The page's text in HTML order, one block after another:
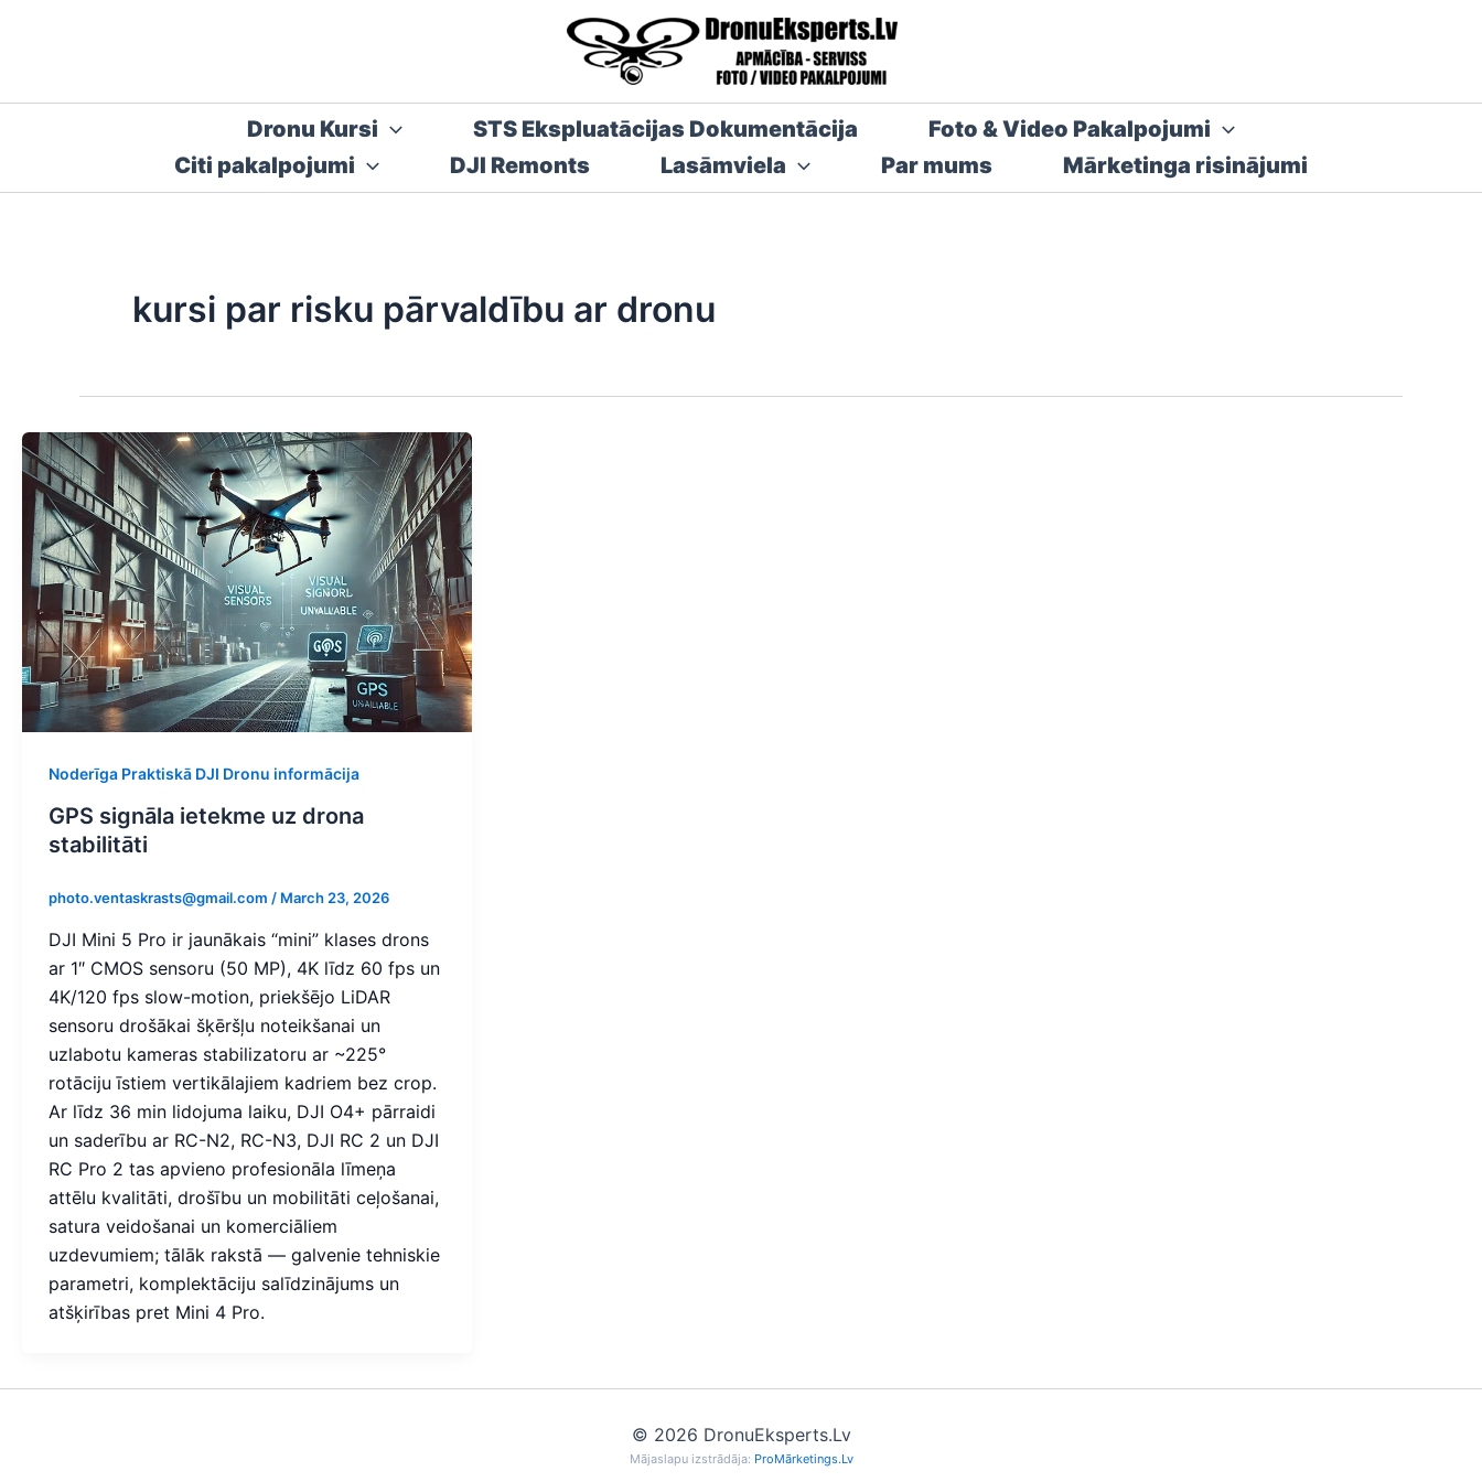
Dronu Kursi STS Ekspluatācijas Dokumentācija
Foto & Video Pakalpojumi
Citi pakalpojumi
DJI Remonts Lasāmviela Par mums Mārketinga risinājumi
kursi par risku pārvaldību ar dronu
Noderīga Praktiskā DJI Dronu informācija
GPS signāla ietekme uz drona
stabilitāti
photo.ventaskrasts@gmail.com / March 23, 2026
DJI Mini 5 Pro ir jaunākais “mini” klases drons
ar 1″ CMOS sensoru (50 MP), 4K līdz 60 fps un
4K/120 fps slow-motion, priekšējo LiDAR
sensoru drošākai šķēršļu noteikšanai un
uzlabotu kameras stabilizatoru ar ~225°
rotāciju īstiem vertikālajiem kadriem bez crop.
Ar līdz 36 min lidojuma laiku, DJI O4+ pārraidi
un saderību ar RC-N2, RC-N3, DJI RC 2 un DJI
RC Pro 2 tas apvieno profesionāla līmeņa
attēlu kvalitāti, drošību un mobilitāti ceļošanai,
satura veidošanai un komerciāliem
uzdevumiem; tālāk rakstā — galvenie tehniskie
parametri, komplektāciju salīdzinājums un
atšķirības pret Mini 4 Pro.
© 2026 DronuEksperts.Lv
Mājaslapu izstrādāja: ProMārketings.Lv